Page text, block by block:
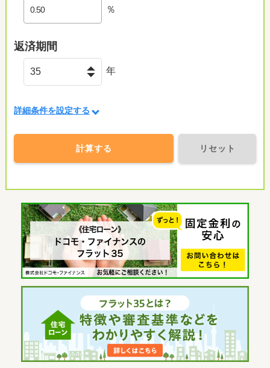
％
返済期間
年
詳細条件を設定する
計算する リセット